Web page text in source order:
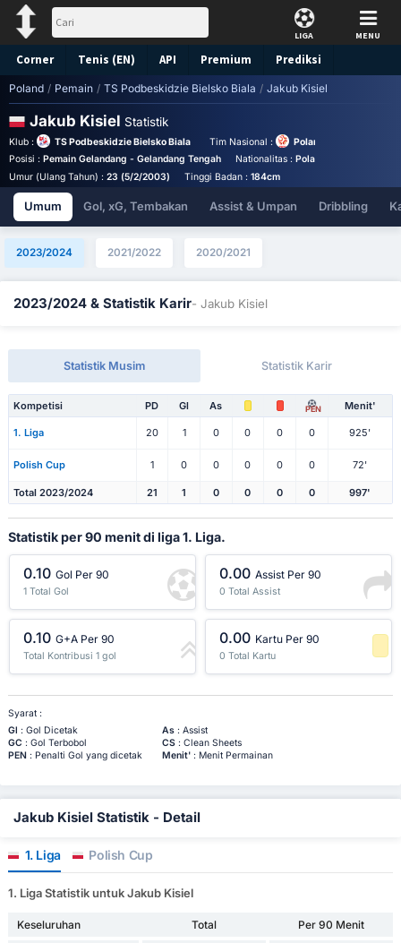
LIGA MENU
Corner Tenis (EN) API Premium Prediksi
Poland / Pemain / TS Podbeskidzie Bielsko Biala / Jakub Kisiel
Jakub Kisiel Statistik
Klub : TS Podbeskidzie Bielsko Biala Tim Nasional :
Poland Under 19
Posisi : Pemain Gelandang - Gelandang Tengah Nationalitas : Poland
Umur (Ulang Tahun) : 23 (5/2/2003) Tinggi Badan : 184cm
Umum Gol, xG, Tembakan Assist & Umpan Dribbling
2023/2024 2021/2022 2020/2021
2023/2024 & Statistik Karir- Jakub Kisiel
Statistik Musim Statistik Karir
Kompetisi PD Gl As PEN Menit'
1. Liga 20 1 0 0 0 0 925'
Polish Cup 1 0 0 0 0 0 72'
Total 2023/2024 21 1 0 0 0 0 997'
Statistik per 90 menit di liga 1. Liga.
0.10 Gol Per 90
1 Total Gol
0.00 Assist Per 90
0 Total Assist
0.10 G+A Per 90
Total Kontribusi 1 gol
0.00 Kartu Per 90
0 Total Kartu
Syarat :
Gl : Gol Dicetak As: Assist
GC : Gol Terbobol CS: Clean Sheets
PEN : Penalti Gol yang dicetak Menit': Menit Permainan
Jakub Kisiel Statistik - Detail
1. Liga Polish Cup
1. Liga Statistik untuk Jakub Kisiel
Keseluruhan Total
Per 90 Menit